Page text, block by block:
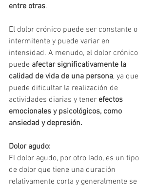
entre otras.
El dolor crónico puede ser constante o
intermitente y puede variar en
intensidad. A menudo, el dolor crónico
puede afectar significativamente la
calidad de vida de una persona, ya que
puede dificultar la realización de
actividades diarias y tener efectos
emocionales y psicológicos, como
ansiedad y depresión.
Dolor agudo:
El dolor agudo, por otro lado, es un tipo
de dolor que tiene una duración
relativamente corta y generalmente se